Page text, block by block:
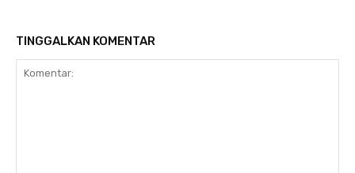
TINGGALKAN KOMENTAR